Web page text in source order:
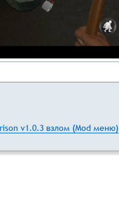
v1.0.3 взлом (Mod меню)